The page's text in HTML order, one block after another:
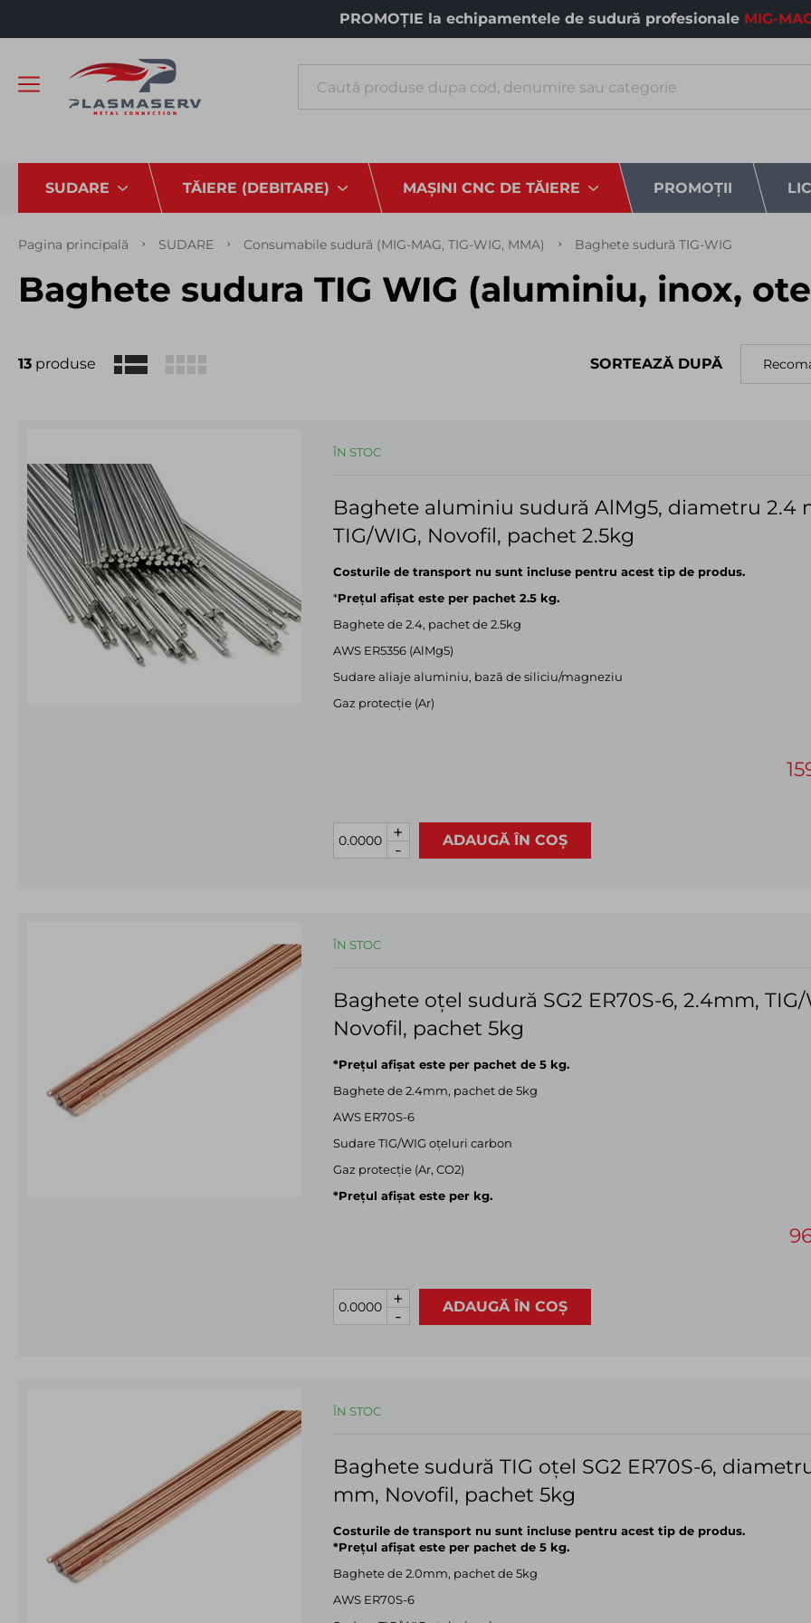
PROMOȚIE la echipamentele de sudură profesionale MIG-
SUDARE TĂIERE (DEBITARE) MAȘINI CNC DE TĂIERE PROMOȚII
Pagina principală SUDARE Consumabile sudură (MIG-MAG, TIG-WIG, MMA) Baghete sudură TIG-WIG
Baghete sudura TIG WIG (aluminiu, inox,
13 produse SORTEAZĂ DUPĂ
ÎN STOC
Baghete aluminiu sudură AlMg5, diametru 2.4
TIG/WIG, Novofil, pachet 2.5kg
Costurile de transport nu sunt incluse pentru acest tip de produs.
*Prețul afișat este per pachet 2.5 kg.
Baghete de 2.4, pachet de 2.5kg
AWS ER5356 (AlMg5)
Sudare aliaje aluminiu, bază de siliciu/magneziu
Gaz protecţie (Ar)
ADAUGĂ ÎN COȘ
+
-
ÎN STOC
Baghete oțel sudură SG2 ER70S-6, 2.4mm, TIG/
Novofil, pachet 5kg
*Prețul afișat este per pachet de 5 kg.
Baghete de 2.4mm, pachet de 5kg
AWS ER70S-6
Sudare TIG/WIG oţeluri carbon
Gaz protecţie (Ar, CO2)
*Prețul afișat este per kg.
ADAUGĂ ÎN COȘ
+
-
ÎN STOC
Baghete sudură TIG oțel SG2 ER70S-6,
mm, Novofil, pachet 5kg
Costurile de transport nu sunt incluse pentru acest tip de produs.
*Prețul afișat este per pachet de 5 kg.
Baghete de 2.0mm, pachet de 5kg
AWS ER70S-6